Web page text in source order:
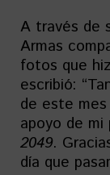
A través de
Armas
fotos que
escribió:
de este
apoyo de mi
2049.
día que